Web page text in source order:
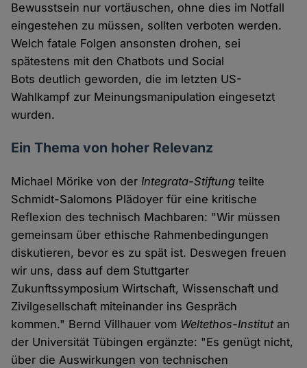
Bewusstsein nur vortäuschen, ohne dies im Notfall
eingestehen zu müssen, sollten verboten werden.
Welch fatale Folgen ansonsten drohen, sei
spätestens mit den Chatbots und Social
Bots deutlich geworden, die im letzten US-
Wahlkampf zur Meinungsmanipulation eingesetzt
wurden.
Ein Thema von hoher Relevanz
Michael Mörike von derIntegrata-Stiftung teilte
Schmidt-Salomons Plädoyer für eine kritische
Reflexion des technisch Machbaren: "Wir müssen
gemeinsam über ethische Rahmenbedingungen
diskutieren, bevor es zu spät ist. Deswegen freuen
wir uns, dass auf dem Stuttgarter
Zukunftssymposium Wirtschaft, Wissenschaft und
Zivilgesellschaft miteinander ins Gespräch
kommen." Bernd Villhauer vom Weltethos-Institutan
der Universität Tübingen ergänzte: "Es genügt nicht,
über die Auswirkungen von technischen